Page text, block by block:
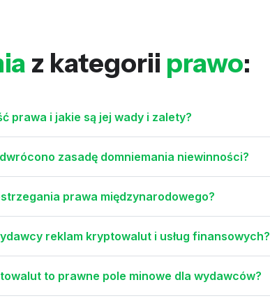
z kategorii prawo:
prawa i jakie są jej wady i zalety?
zasadę domniemania niewinności?
prawa międzynarodowego?
reklam kryptowalut i usług finansowych?
to prawne pole minowe dla wydawców?